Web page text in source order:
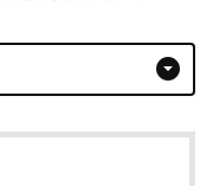
arrow_drop_down_circle